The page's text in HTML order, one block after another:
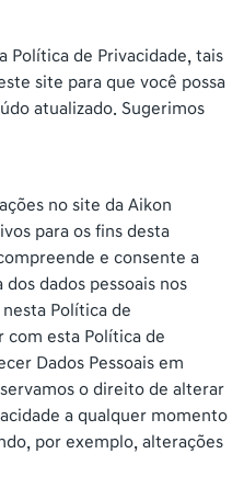
Política de Privacidade, tais
site para que você possa
atualizado. Sugerimos
no site da Aikon
para os fins desta
e consente a
dados pessoais nos
Política de
com esta Política de
Dados Pessoais em
o direito de alterar
a qualquer momento
por exemplo, alterações